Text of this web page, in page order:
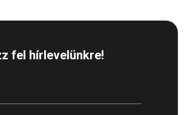
fel hírlevelünkre!